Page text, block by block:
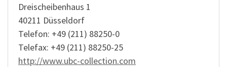
Dreischeibenhaus 1
40211 Düsseldorf
Telefon: +49 (211) 88250-0
Telefax: +49 (211) 88250-25
http://www.ubc-collection.com